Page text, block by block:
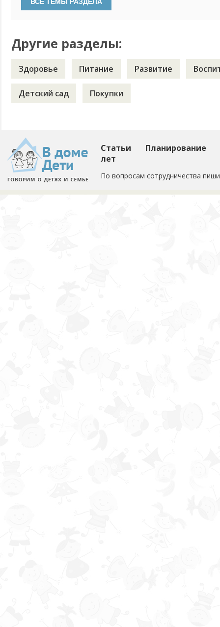
делать, если ребенку уже 2 года и гуляем регулярно?
Другие разделы:
Здоровье Питание Развитие
Детский сад Покупки
Статьи
Планирование
лет
По вопросам сотрудничества